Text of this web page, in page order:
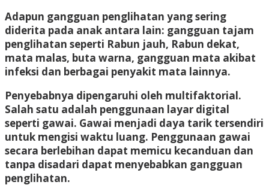
Adapun gangguan penglihatan yang sering
diderita pada anak antara lain: gangguan tajam
penglihatan seperti Rabun jauh, Rabun dekat,
mata malas, buta warna, gangguan mata akibat
infeksi dan berbagai penyakit mata lainnya.
Penyebabnya dipengaruhi oleh multifaktorial.
Salah satu adalah penggunaan layar digital
seperti gawai. Gawai menjadi daya tarik tersendiri
untuk mengisi waktu luang. Penggunaan gawai
secara berlebihan dapat memicu kecanduan dan
tanpa disadari dapat menyebabkan gangguan
penglihatan.